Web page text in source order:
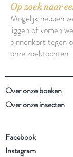
Op zoek naar
Mogelijk hebben
liggen of komen
binnenkort tegen
onze zoektochten.
Over onze boeken
Over onze insecten
Facebook
Instagram